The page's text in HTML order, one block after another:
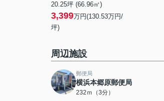
20.25坪 (66.96㎡)
3,399万円(130.53万円/
坪)
周辺施設
郵便局
横浜本郷原郵便局
232ｍ（3分）